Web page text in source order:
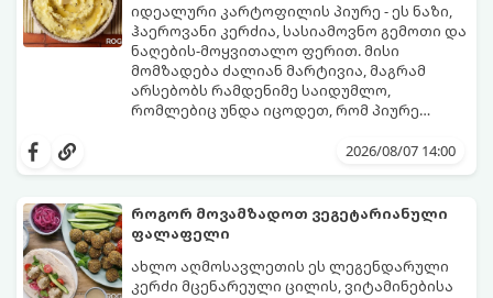
იდეალური კარტოფილის პიურე - ეს ნაზი,
ჰაეროვანი კერძია, სასიამოვნო გემოთი და
ნაღების-მოყვითალო ფერით. მისი
მომზადება ძალიან მარტივია, მაგრამ
არსებობს რამდენიმე საიდუმლო,
რომლებიც უნდა იცოდეთ, რომ პიურე
2026/08/07 14:00
როგორ მოვამზადოთ ვეგეტარიანული
ფალაფელი
ახლო აღმოსავლეთის ეს ლეგენდარული
კერძი მცენარეული ცილის, ვიტამინებისა